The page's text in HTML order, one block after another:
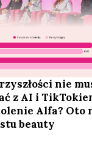
nie
z AI i
Alfa? Oto
beauty